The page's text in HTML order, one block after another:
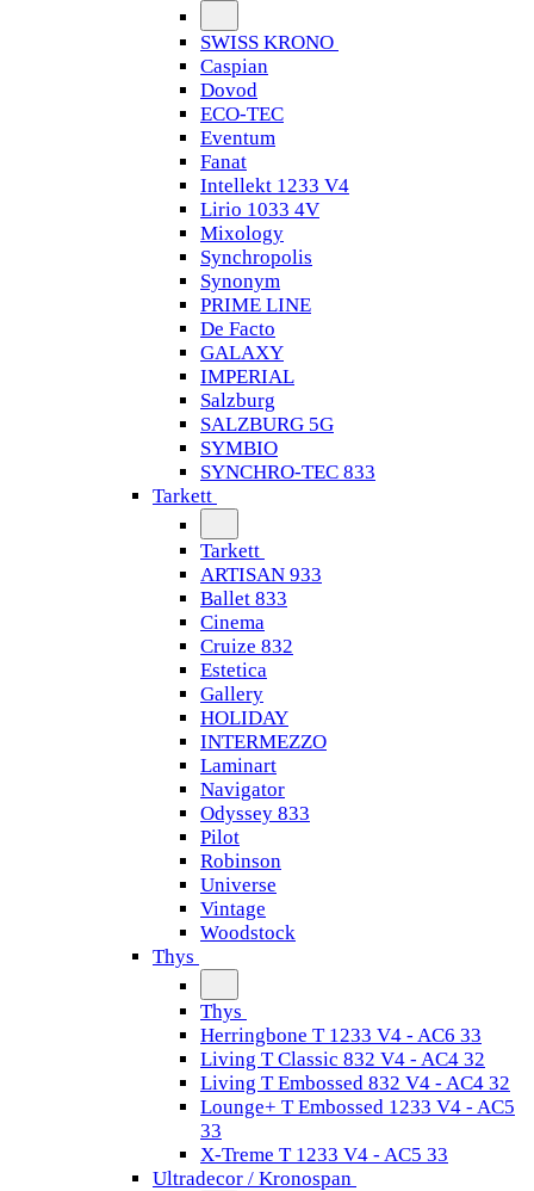
SWISS KRONO
Caspian
Dovod
ECO-TEC
Eventum
Fanat
Intellekt 1233 V4
Lirio 1033 4V
Mixology
Synchropolis
Synonym
PRIME LINE
De Facto
GALAXY
IMPERIAL
Salzburg
SALZBURG 5G
SYMBIO
SYNCHRO-TEC 833
Tarkett
Tarkett
ARTISAN 933
Ballet 833
Cinema
Cruize 832
Estetica
Gallery
HOLIDAY
INTERMEZZO
Laminart
Navigator
Odyssey 833
Pilot
Robinson
Universe
Vintage
Woodstock
Thys
Thys
Herringbone T 1233 V4 - AC6 33
Living T Classic 832 V4 - AC4 32
Living T Embossed 832 V4 - AC4 32
Lounge+ T Embossed 1233 V4 - AC5
33
X-Treme T 1233 V4 - AC5 33
Ultradecor / Kronospan